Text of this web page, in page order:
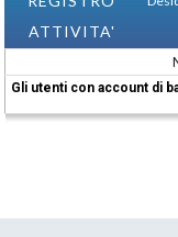
ATTIVITA'
Gli utenti con account di